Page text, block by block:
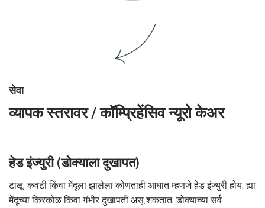
सेवा
व्यापक स्तरावर / कॉम्प्रिहेंसिव न्यूरो केअर
हेड इंज्युरी (डोक्याला दुखापत)
टाळू, कवटी किंवा मेंदूला झालेला कोणताही आघात म्हणजे हेड इंज्युरी होय. ह्या
मेंदूच्या किरकोळ किंवा गंभीर दुखापती असू शकतात. डोक्याच्या सर्व